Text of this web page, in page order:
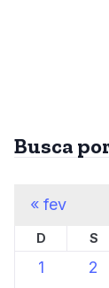
Busca
D S
1 2
« fev